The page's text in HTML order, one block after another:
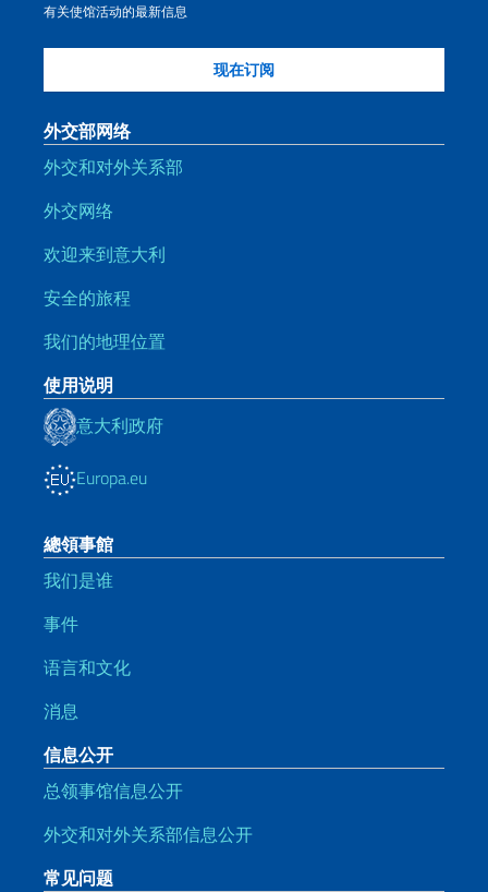
有关使馆活动的最新信息
外交部网络
外交和对外关系部
外交网络
欢迎来到意大利
安全的旅程
我们的地理位置
使用说明
意大利政府
Europa.eu
總領事館
我们是谁
事件
语言和文化
消息
信息公开
总领事馆信息公开
外交和对外关系部信息公开
常见问题